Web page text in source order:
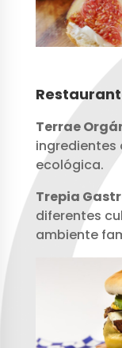
Terrae
ingredientes
ecológica.
Trepia
diferentes
ambiente